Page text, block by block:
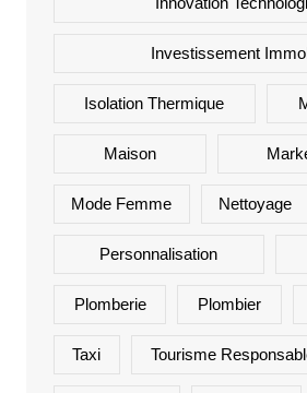
Investissement
Isolation Thermique
Maison
Mode Femme Nettoyage
Personnalisation
Plomberie Plombier
Taxi Tourisme